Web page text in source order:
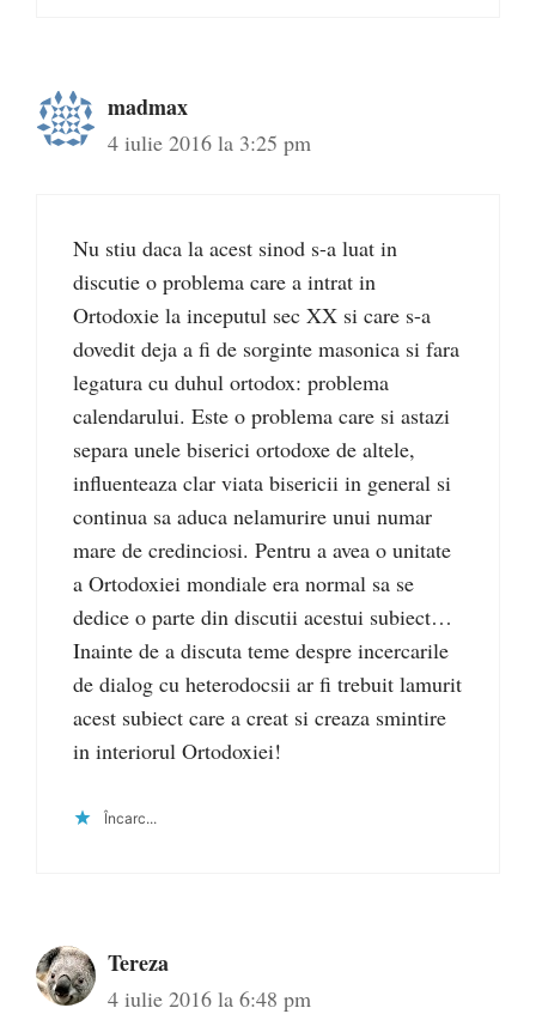
madmax
4 iulie 2016 la 3:25 pm
Nu stiu daca la acest sinod s-a luat in
discutie o problema care a intrat in
Ortodoxie la inceputul sec XX si care s-a
dovedit deja a fi de sorginte masonica si fara
legatura cu duhul ortodox: problema
calendarului. Este o problema care si astazi
separa unele biserici ortodoxe de altele,
influenteaza clar viata bisericii in general si
continua sa aduca nelamurire unui numar
mare de credinciosi. Pentru a avea o unitate
a Ortodoxiei mondiale era normal sa se
dedice o parte din discutii acestui subiect…
Inainte de a discuta teme despre incercarile
de dialog cu heterodocsii ar fi trebuit lamurit
acest subiect care a creat si creaza smintire
in interiorul Ortodoxiei!
Încarc...
Tereza
4 iulie 2016 la 6:48 pm